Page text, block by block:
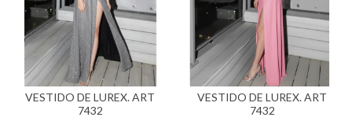
VESTIDO DE LUREX. ART
7432
VESTIDO DE LUREX. ART
7432